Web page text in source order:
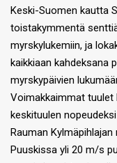
Keski-Suomen kautta
toistakymmentä
myrskylukemiin, ja
kaikkiaan kahdeksana
myrskypäivien
Voimakkaimmat tuulet
keskituulen
Rauman
Puuskissa yli 20 m/s